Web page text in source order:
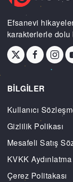
Efsanevi
karakterlerle dolu
BİLGİLER
Kullanıcı
Gizlilik Polikası
Mesafeli Satış
KVKK
Çerez Politakası